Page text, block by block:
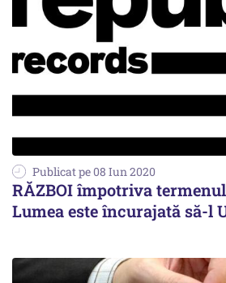
Publicat pe 08 Iun 2020
RĂZBOI împotriva
Lumea este încurajată să-l